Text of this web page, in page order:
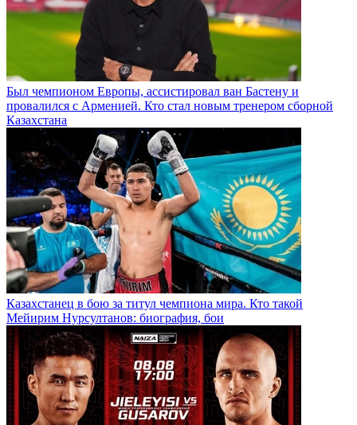
Был чемпионом Европы, ассистировал ван Бастену и
провалился с Арменией. Кто стал новым тренером сборной
Казахстана
Казахстанец в бою за титул чемпиона мира. Кто такой
Мейирим Нурсултанов: биография, бои